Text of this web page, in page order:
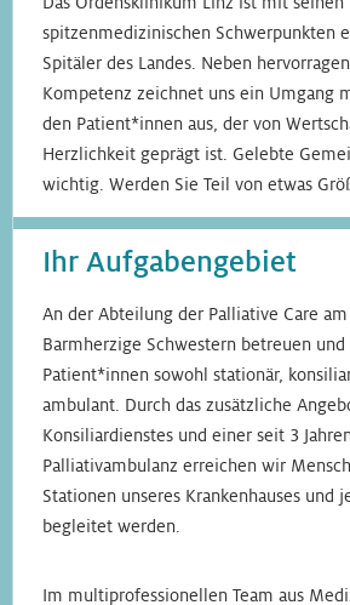
spitzenmedizinischen Schwerpunkten
Spitäler des Landes. Neben
Kompetenz zeichnet uns ein Umgang
den Patient*innen aus, der von
Herzlichkeit geprägt ist. Gelebte
wichtig. Werden Sie Teil von etwas
Ihr Aufgabengebiet
An der Abteilung der Palliative Care
Barmherzige Schwestern betreuen
Patient*innen sowohl stationär,
ambulant. Durch das zusätzliche
Konsiliardienstes und einer seit 3
Palliativambulanz erreichen wir
Stationen unseres Krankenhauses und
begleitet werden.
Im multiprofessionellen Team aus